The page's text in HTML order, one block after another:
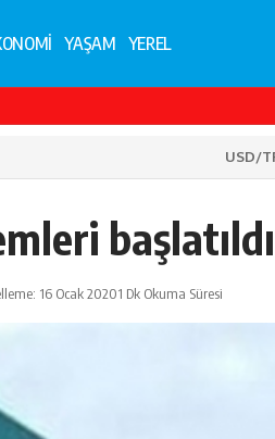
YAŞAM YEREL
USD/
16 Ocak 20201 Dk Okuma Süresi